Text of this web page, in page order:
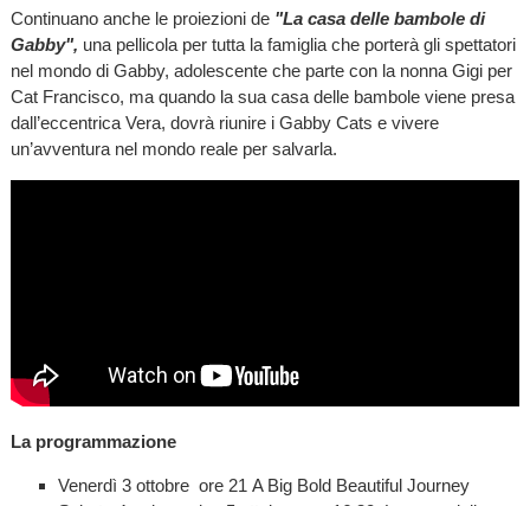
Continuano anche le proiezioni de "La casa delle bambole di
Gabby", una pellicola per tutta la famiglia che porterà gli spettatori
nel mondo di Gabby, adolescente che parte con la nonna Gigi per
Cat Francisco, ma quando la sua casa delle bambole viene presa
dall’eccentrica Vera, dovrà riunire i Gabby Cats e vivere
un’avventura nel mondo reale per salvarla.
La programmazione
Venerdì 3 ottobre ore 21 A Big Bold Beautiful Journey